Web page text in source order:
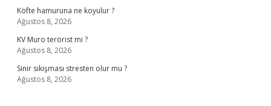
Köfte hamuruna ne koyulur ?
Ağustos 8, 2026
KV Muro terörist mi ?
Ağustos 8, 2026
Sinir sıkışması stresten olur mu ?
Ağustos 8, 2026